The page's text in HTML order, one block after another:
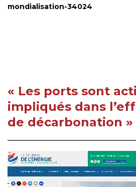
mondialisation-34024
« Les ports sont
impliqués dans
de décarbonation »